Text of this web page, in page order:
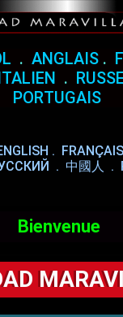
. ANGLAIS .
. RUSSE
PORTUGAIS
. FRANÇAIS
. 中國人 .
Bienvenue